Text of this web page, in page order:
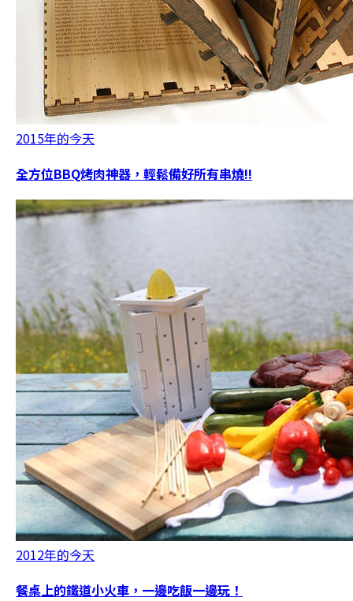
2015年的今天
全方位BBQ烤肉神器，輕鬆備好所有串燒!!
2012年的今天
餐桌上的鐵道小火車，一邊吃飯一邊玩！